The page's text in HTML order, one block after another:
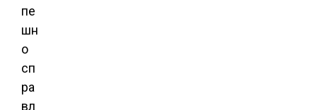
пе
шн
о
сп
ра
вл